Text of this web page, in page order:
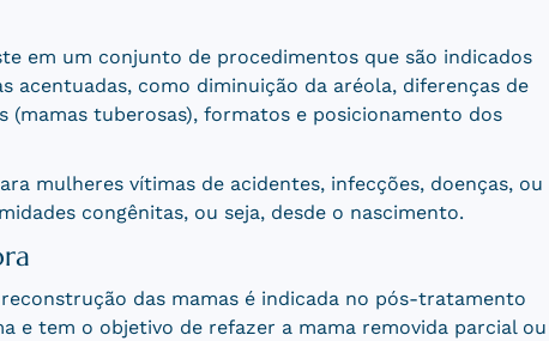
em um conjunto de procedimentos que são indicados
acentuadas, como diminuição da aréola, diferenças de
tuberosas), formatos e posicionamento dos
mulheres vítimas de acidentes, infecções, doenças, ou
congênitas, ou seja, desde o nascimento.
das mamas é indicada no pós-tratamento
e tem o objetivo de refazer a mama removida parcial ou